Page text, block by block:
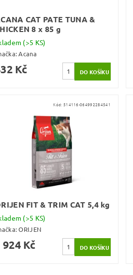
CAT PATE TUNA &
8 x 85 g
(>5 KS)
Acana
Kč
Kód: 514116-064992284541
FIT & TRIM CAT 5,4 kg
(>5 KS)
ORIJEN
924 Kč